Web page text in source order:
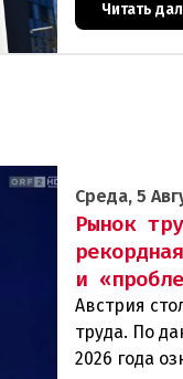
Читать
Среда, 5
Рынок
и
Австрия
труда. По
2026 года